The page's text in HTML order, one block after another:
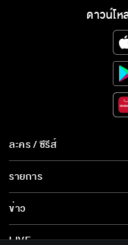
พ่
ดาวน์โห
ละคร / ซีรีส์
ละคร/ซีรีส์
ซีรีส์นานาชาติ
การ์ตูน & เกม
รายการ
รายการทั้งหมด
ข่าว
ข่าวทั้งหมด
LIVE